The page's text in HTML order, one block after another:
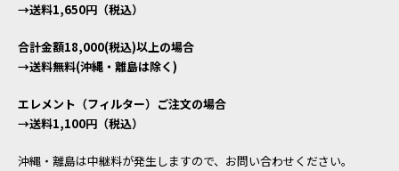
→送料1,650円（税込）
合計金額18,000(税込)以上の場合
→送料無料(沖縄・離島は除く)
エレメント（フィルター）ご注文の場合
→送料1,100円（税込）
沖縄・離島は中継料が発生しますので、お問い合わせください。